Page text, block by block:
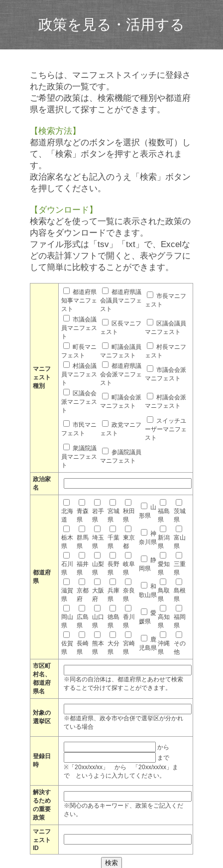
政策を見る・活用する
こちらは、マニフェストスイッチに登録さ
れた政策の一覧です。
ご希望の政策は、検索機能で種別や都道府
県を選択して探すことができます。
【検索方法】
都道府県などのボタンを選択（複数可）し
て、「検索」ボタンを押すと表示されま
す。
政治家名なども記入のうえ「検索」ボタン
を押してください。
【ダウンロード】
検索などを使って一覧に表示された政策の
内容をダウンロードできます。
ファイル形式は「tsv」「txt」で、Excelな
どの表計算ソフトで開くと、表やグラフに
して簡単に比較することができます。
マニフ
ェスト
種別
都道府県
知事マニフェ
スト
都道府県議
会議員マニフェ
スト
市長マニフ
ェスト
市議会議
員マニフェス
ト
区長マニフ
ェスト
区議会議員
マニフェスト
町長マニ
フェスト
町議会議員
マニフェスト
村長マニフ
ェスト
村議会議
員マニフェス
ト
都道府県議
会会派マニフェ
スト
市議会会派
マニフェスト
区議会会
派マニフェス
ト
町議会会派
マニフェスト
村議会会派
マニフェスト
市民マニ
フェスト
政党マニフ
ェスト
スイッチユ
ーザーマニフェ
スト
衆議院議
員マニフェス
ト
参議院議員
マニフェスト
政治家
名
都道府
県
北海
道
青森
県
岩手
県
宮城
県
秋田
県
山
形県
福島
県
茨城
県
栃木
県
群馬
県
埼玉
県
千葉
県
東京
都
神
奈川県
新潟
県
富山
県
石川
県
福井
県
山梨
県
長野
県
岐阜
県
静
岡県
愛知
県
三重
県
滋賀
県
京都
府
大阪
府
兵庫
県
奈良
県
和
歌山県
鳥取
県
島根
県
岡山
県
広島
県
山口
県
徳島
県
香川
県
愛
媛県
高知
県
福岡
県
佐賀
県
長崎
県
熊本
県
大分
県
宮崎
県
鹿
児島県
沖縄
県
その
他
市区町
村名、
都道府
県名
※同名の自治体は、都道府県とあわせて検索
することで分けて探すことができます。
対象の
選挙区
※都道府県、政令市や合併で選挙区が分かれ
ている場合
登録日
時
から
まで
※「20xx/xx/xx」 から 「20xx/xx/xx」ま
で というように入力してください。
解決す
るため
の重要
政策
※関心のあるキーワード、政策をご記入くだ
さい。
マニフ
ェスト
ID